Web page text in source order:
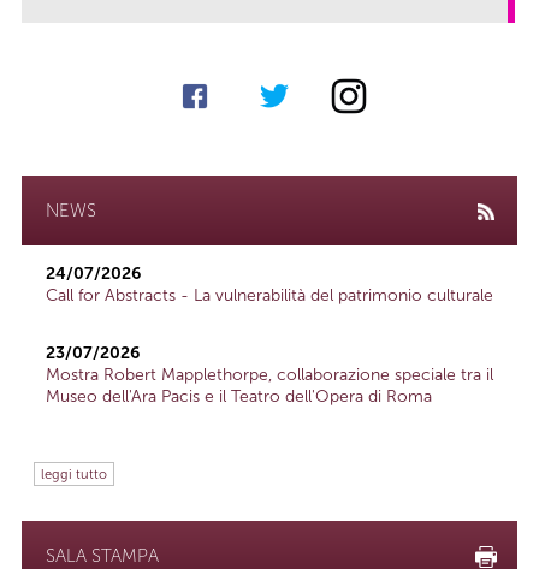
NEWS
24/07/2026
Call for Abstracts - La vulnerabilità del patrimonio culturale
23/07/2026
Mostra Robert Mapplethorpe, collaborazione speciale tra il
Museo dell'Ara Pacis e il Teatro dell'Opera di Roma
leggi tutto
SALA STAMPA